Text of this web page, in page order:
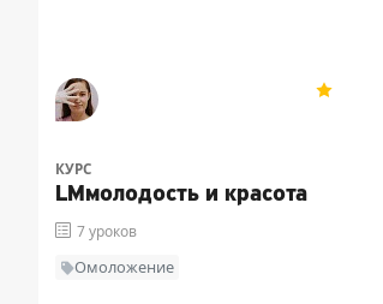
КУРС
LMмолодость и красота
7 уроков
Омоложение